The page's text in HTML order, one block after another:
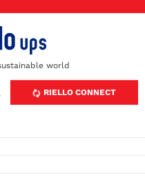
world
RIELLO CONNECT